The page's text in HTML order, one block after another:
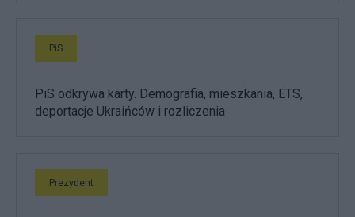
PiS
PiS odkrywa karty. Demografia, mieszkania, ETS,
deportacje Ukraińców i rozliczenia
Prezydent